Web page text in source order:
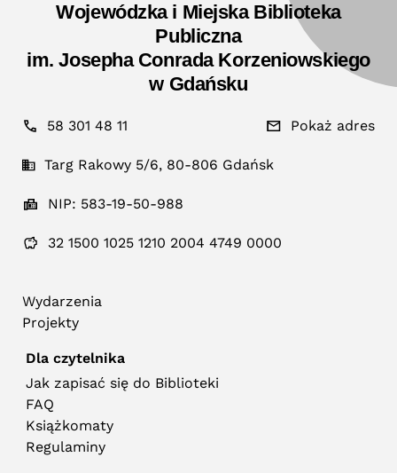
Wojewódzka i Miejska Biblioteka
Publiczna
im. Josepha Conrada Korzeniowskiego
w Gdańsku
58 301 48 11 Pokaż adres
Targ Rakowy 5/6, 80-806 Gdańsk
NIP: 583-19-50-988
32 1500 1025 1210 2004 4749 0000
Wydarzenia
Projekty
Dla czytelnika
Jak zapisać się do Biblioteki
FAQ
Książkomaty
Regulaminy